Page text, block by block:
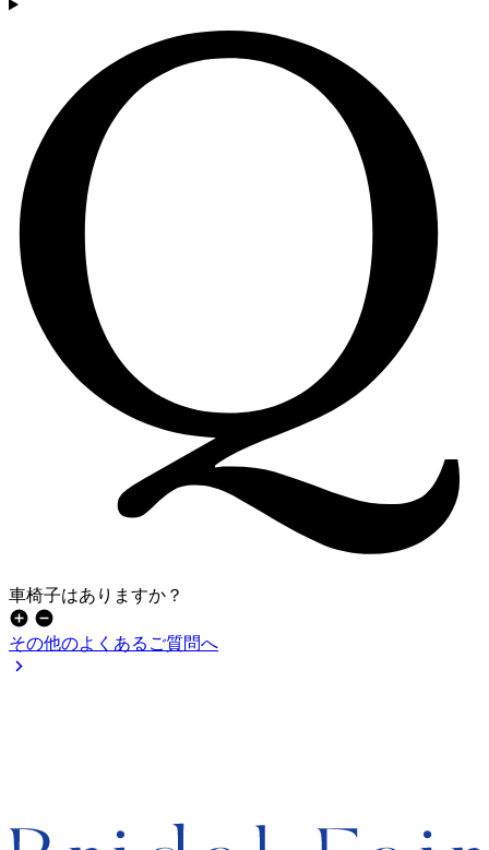
車椅子はありますか？
その他のよくあるご質問へ